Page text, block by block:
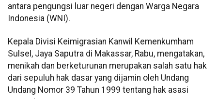
antara pengungsi luar negeri dengan Warga Negara
Indonesia (WNI).
Kepala Divisi Keimigrasian Kanwil Kemenkumham
Sulsel, Jaya Saputra di Makassar, Rabu, mengatakan,
menikah dan berketurunan merupakan salah satu hak
dari sepuluh hak dasar yang dijamin oleh Undang
Undang Nomor 39 Tahun 1999 tentang hak asasi